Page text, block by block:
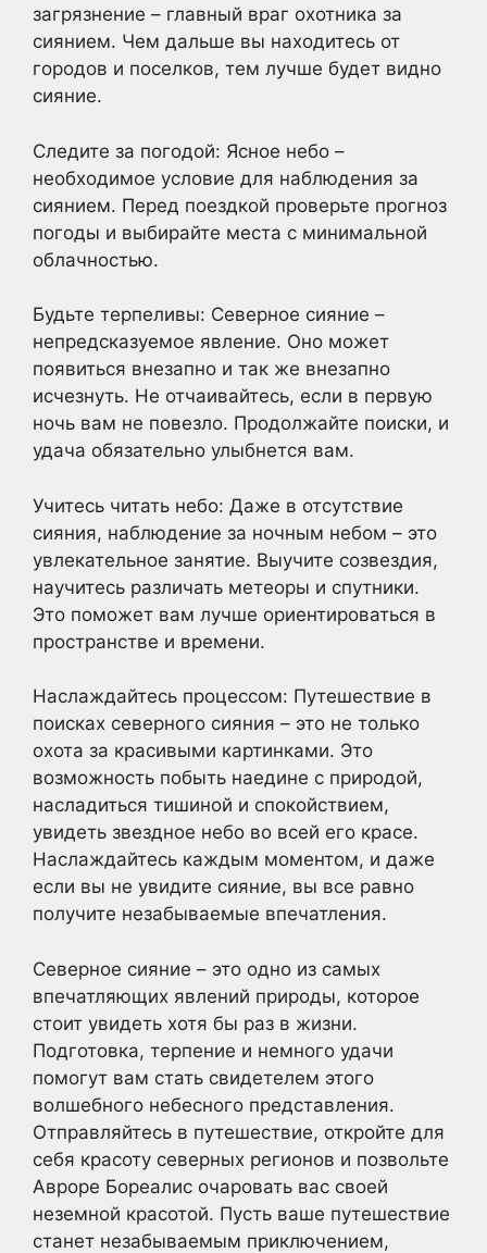
загрязнение – главный враг охотника за
сиянием. Чем дальше вы находитесь от
городов и поселков, тем лучше будет видно
сияние.
Следите за погодой: Ясное небо –
необходимое условие для наблюдения за
сиянием. Перед поездкой проверьте прогноз
погоды и выбирайте места с минимальной
облачностью.
Будьте терпеливы: Северное сияние –
непредсказуемое явление. Оно может
появиться внезапно и так же внезапно
исчезнуть. Не отчаивайтесь, если в первую
ночь вам не повезло. Продолжайте поиски, и
удача обязательно улыбнется вам.
Учитесь читать небо: Даже в отсутствие
сияния, наблюдение за ночным небом – это
увлекательное занятие. Выучите созвездия,
научитесь различать метеоры и спутники.
Это поможет вам лучше ориентироваться в
пространстве и времени.
Наслаждайтесь процессом: Путешествие в
поисках северного сияния – это не только
охота за красивыми картинками. Это
возможность побыть наедине с природой,
насладиться тишиной и спокойствием,
увидеть звездное небо во всей его красе.
Наслаждайтесь каждым моментом, и даже
если вы не увидите сияние, вы все равно
получите незабываемые впечатления.
Северное сияние – это одно из самых
впечатляющих явлений природы, которое
стоит увидеть хотя бы раз в жизни.
Подготовка, терпение и немного удачи
помогут вам стать свидетелем этого
волшебного небесного представления.
Отправляйтесь в путешествие, откройте для
себя красоту северных регионов и позвольте
Авроре Бореалис очаровать вас своей
неземной красотой. Пусть ваше путешествие
станет незабываемым приключением,